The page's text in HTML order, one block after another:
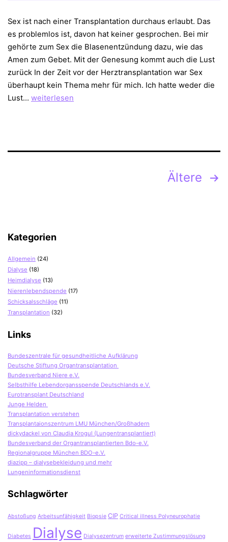
Sex ist nach einer Transplantation durchaus erlaubt. Das
es problemlos ist, davon hat keiner gesprochen. Bei mir
gehörte zum Sex die Blasenentzündung dazu, wie das
Amen zum Gebet. Mit der Genesung kommt auch die Lust
zurück In der Zeit vor der Herztransplantation war Sex
überhaupt kein Thema mehr für mich. Ich hatte weder die
Lust… Sex,
weiterlesen
Seitennummerierung
Ältere
Kategorien
Allgemein (24)
Dialyse (18)
Heimdialyse (13)
Nierenlebendspende (17)
Schicksalsschläge (11)
Transplantation (32)
Links
Bundeszentrale für gesundheitliche Aufklärung
Deutsche Stiftung Organtransplantation
Bundesverband Niere e.V.
Selbsthilfe Lebendorgansspende Deutschlands e.V.
Eurotransplant Deutschland
Junge Helden
Transplantation verstehen
Transplantaionszentrum LMU München/Großhadern
dickydackel von Claudia Krogul (Lungentransplantiert)
Bundesverband der Organtransplantierten Bdo-e.V.
Regionalgruppe München BDO-e.V.
diazipp – dialysebekleidung und mehr
Lungeninformationsdienst
Schlagwörter
Abstoßung Arbeitsunfähigkeit Biopsie CIP Critical illness Polyneurophatie
Diabetes Dialyse Dialysezentrum erweiterte Zustimmungslösung